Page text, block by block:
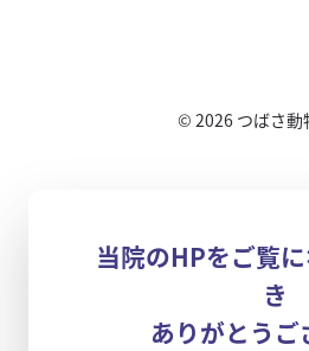
© 2026 つばさ動
当院のHPをご覧
き
ありがとうご